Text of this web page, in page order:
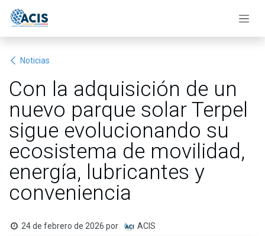
Noticias
Con la adquisición de un
nuevo parque solar Terpel
sigue evolucionando su
ecosistema de movilidad,
energía, lubricantes y
conveniencia
24 de febrero de 2026 por ACIS